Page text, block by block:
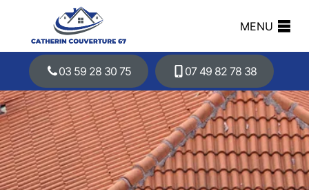
MENU
03 59 28 30 75 07 49 82 78 38